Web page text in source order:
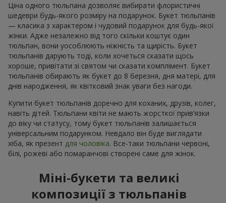
Ціна одного тюльпана дозволяє вибирати флористичні
шедеври будь-якого розміру на подарунок. Букет тюльпанів
— класика з характером і чудовий подарунок для будь-якої
жінки. Адже незалежно від того скільки коштує один
тюльпан, вони уособлюють ніжність та щирість. Букет
тюльпанів дарують тоді, коли хочеться сказати щось
хороше, привітати зі святом чи сказати комплімент. Букет
тюльпанів обирають як букет до 8 березня, дня матері, для
днів народження, як квітковий знак уваги без нагоди.
Купити букет тюльпанів доречно для коханих, друзів, колег,
навіть дітей. Тюльпани квіти не мають жорсткої прив’язки
до віку чи статусу, тому букет тюльпанів залишається
універсальним подарунком. Невдало він буде виглядати
хіба, як презент для чоловіка. Все-таки тюльпани червоні,
білі, рожеві або помаранчові створені саме для жінок.
Міні-букети та великі
композиції з тюльпанів